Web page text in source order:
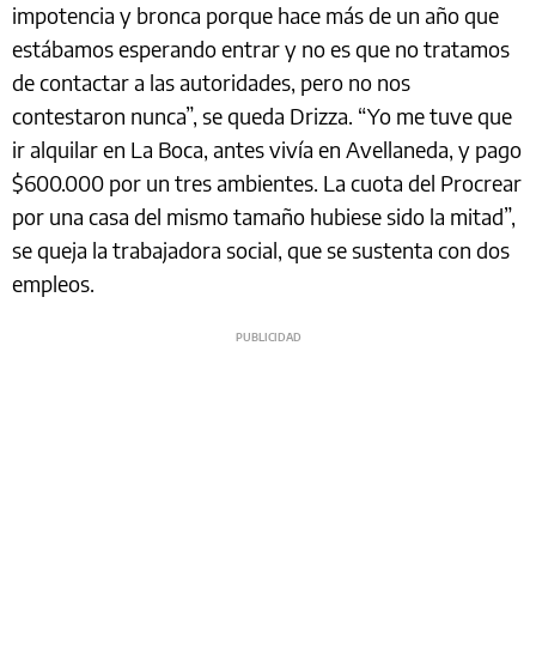
impotencia y bronca porque hace más de un año que
estábamos esperando entrar y no es que no tratamos
de contactar a las autoridades, pero no nos
contestaron nunca”, se queda Drizza. “Yo me tuve que
ir alquilar en La Boca, antes vivía en Avellaneda, y pago
$600.000 por un tres ambientes. La cuota del Procrear
por una casa del mismo tamaño hubiese sido la mitad”,
se queja la trabajadora social, que se sustenta con dos
empleos.